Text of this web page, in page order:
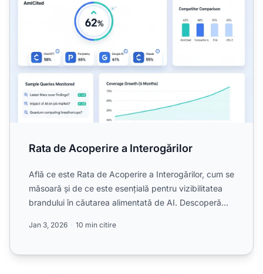
Rata de Acoperire a Interogărilor
Află ce este Rata de Acoperire a Interogărilor, cum se
măsoară și de ce este esențială pentru vizibilitatea
brandului în căutarea alimentată de AI. Descoperă
Jan 3, 2026 10 min citire